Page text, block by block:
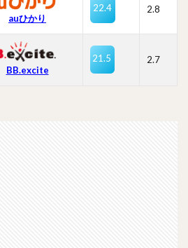
auひかり
22.4 2.8
BB.excite
21.5 2.7